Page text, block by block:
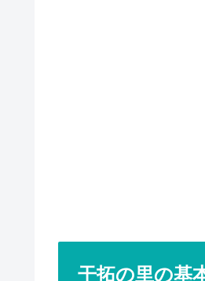
干拓の里の基